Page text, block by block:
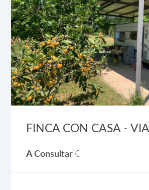
FINCA CON CASA -
A Consultar€